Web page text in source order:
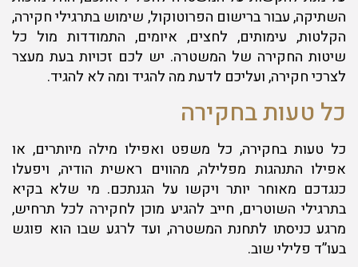
השתיקה, עבור ברישום הפרוטוקול, שימוש בתרגילי חקירה,
הקלטות, עימותים, לחצים, איומים, התמודדות מול כל
שיטות החקירה של המשטרה. יש לכם זכויות בעת מעצר
לצרכי חקירה, ועליכם לדעת מה להגיד ומה לא להגיד.
כל טעות בחקירה
כל טעות בחקירה, כל משפט ואפילו מילה מיותרים, או
אפילו התנהגות מפלילה, מהווים ראשית הודיה, ויפעלו
כנגדכם מאוחר יותר ויקשו על הגנתכם. מי שלא בקיא
בתרגילי השוטרים, חייב להגיע מוכן לחקירה לכל תרחיש,
מרגע כניסתו לתחנת המשטרה, ועד לרגע שבו הוא פוגש
בעו”ד פלילי שוב.